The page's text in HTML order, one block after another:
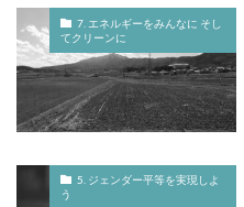
7. エネルギーをみんなに そし
てクリーンに
5. ジェンダー平等を実現しよ
う